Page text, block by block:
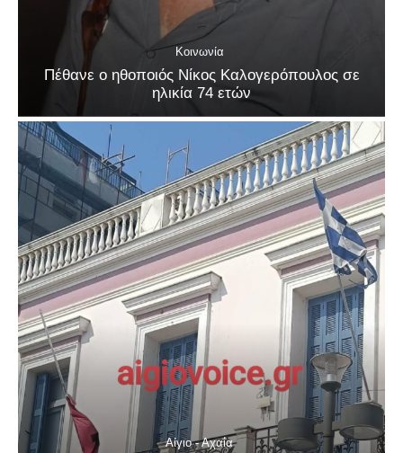
Κοινωνία
Πέθανε ο ηθοποιός Νίκος Καλογερόπουλος σε
ηλικία 74 ετών
Αίγιο - Αχαΐα